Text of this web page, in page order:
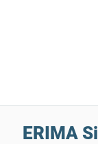
ERIMA